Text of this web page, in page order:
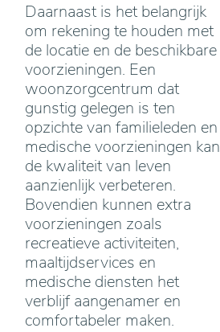
Daarnaast is het belangrijk
om rekening te houden met
de locatie en de beschikbare
voorzieningen. Een
woonzorgcentrum dat
gunstig gelegen is ten
opzichte van familieleden en
medische voorzieningen kan
de kwaliteit van leven
aanzienlijk verbeteren.
Bovendien kunnen extra
voorzieningen zoals
recreatieve activiteiten,
maaltijdservices en
medische diensten het
verblijf aangenamer en
comfortabeler maken.